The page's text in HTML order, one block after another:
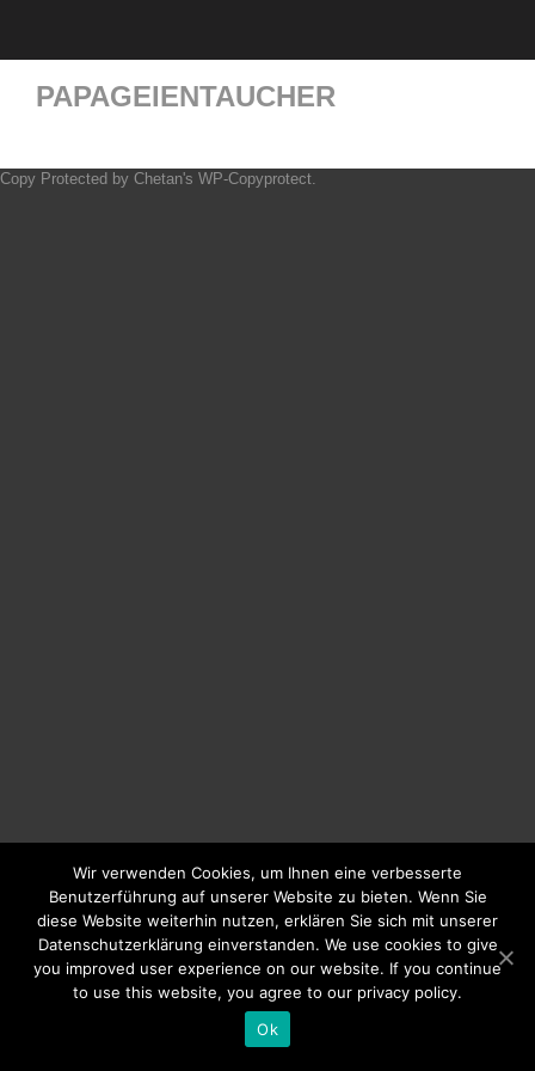
PAPAGEIENTAUCHER
Copy Protected by Chetan's WP-Copyprotect.
Wir verwenden Cookies, um Ihnen eine verbesserte
Benutzerführung auf unserer Website zu bieten. Wenn Sie
diese Website weiterhin nutzen, erklären Sie sich mit unserer
Datenschutzerklärung einverstanden. We use cookies to give
you improved user experience on our website. If you continue
to use this website, you agree to our privacy policy.
Ok